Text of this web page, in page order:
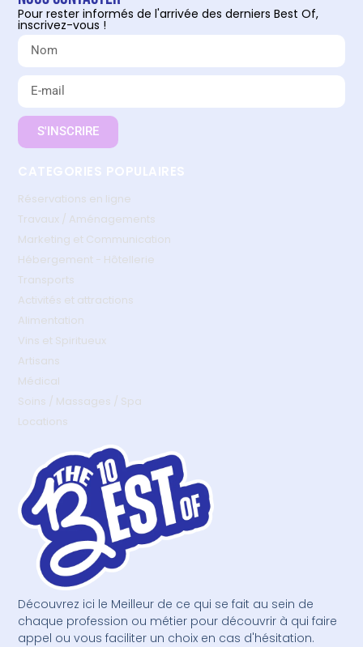
Découvrez ici le Meilleur de ce qui se fait au sein de
chaque profession ou métier pour découvrir à qui faire
appel ou vous faciliter un choix en cas d'hésitation.
Pour rester informés de l'arrivée des derniers Best Of,
inscrivez-vous !
S'INSCRIRE
CATEGORIES POPULAIRES
Réservations en ligne
Travaux / Aménagements
Marketing et Communication
Hébergement - Hôtellerie
Transports
Activités et attractions
Alimentation
Vins et Spiritueux
Artisans
Médical
Soins / Massages / Spa
Locations